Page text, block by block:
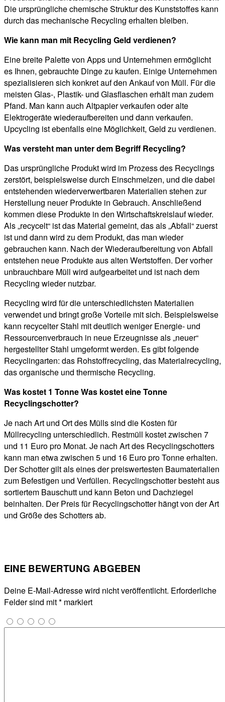
Die ursprüngliche chemische Struktur des Kunststoffes kann
durch das mechanische Recycling erhalten bleiben.
Wie kann man mit Recycling Geld verdienen?
Eine breite Palette von Apps und Unternehmen ermöglicht
es Ihnen, gebrauchte Dinge zu kaufen. Einige Unternehmen
spezialisieren sich konkret auf den Ankauf von Müll. Für die
meisten Glas-, Plastik- und Glasflaschen erhält man zudem
Pfand. Man kann auch Altpapier verkaufen oder alte
Elektrogeräte wiederaufbereiten und dann verkaufen.
Upcycling ist ebenfalls eine Möglichkeit, Geld zu verdienen.
Was versteht man unter dem Begriff Recycling?
Das ursprüngliche Produkt wird im Prozess des Recyclings
zerstört, beispielsweise durch Einschmelzen, und die dabei
entstehenden wiederverwertbaren Materialien stehen zur
Herstellung neuer Produkte in Gebrauch. Anschließend
kommen diese Produkte in den Wirtschaftskreislauf wieder.
Als „recycelt“ ist das Material gemeint, das als „Abfall“ zuerst
ist und dann wird zu dem Produkt, das man wieder
gebrauchen kann. Nach der Wiederaufbereitung von Abfall
entstehen neue Produkte aus alten Wertstoffen. Der vorher
unbrauchbare Müll wird aufgearbeitet und ist nach dem
Recycling wieder nutzbar.
Recycling wird für die unterschiedlichsten Materialien
verwendet und bringt große Vorteile mit sich. Beispielsweise
kann recycelter Stahl mit deutlich weniger Energie- und
Ressourcenverbrauch in neue Erzeugnisse als „neuer“
hergestellter Stahl umgeformt werden. Es gibt folgende
Recyclingarten: das Rohstoffrecycling, das Materialrecycling,
das organische und thermische Recycling.
Was kostet 1 Tonne Was kostet eine Tonne
Recyclingschotter?
Je nach Art und Ort des Mülls sind die Kosten für
Müllrecycling unterschiedlich. Restmüll kostet zwischen 7
und 11 Euro pro Monat. Je nach Art des Recyclingschotters
kann man etwa zwischen 5 und 16 Euro pro Tonne erhalten.
Der Schotter gilt als eines der preiswertesten Baumaterialien
zum Befestigen und Verfüllen. Recyclingschotter besteht aus
sortiertem Bauschutt und kann Beton und Dachziegel
beinhalten. Der Preis für Recyclingschotter hängt von der Art
und Größe des Schotters ab.
EINE BEWERTUNG ABGEBEN
Deine E-Mail-Adresse wird nicht veröffentlicht. Erforderliche
Felder sind mit* markiert